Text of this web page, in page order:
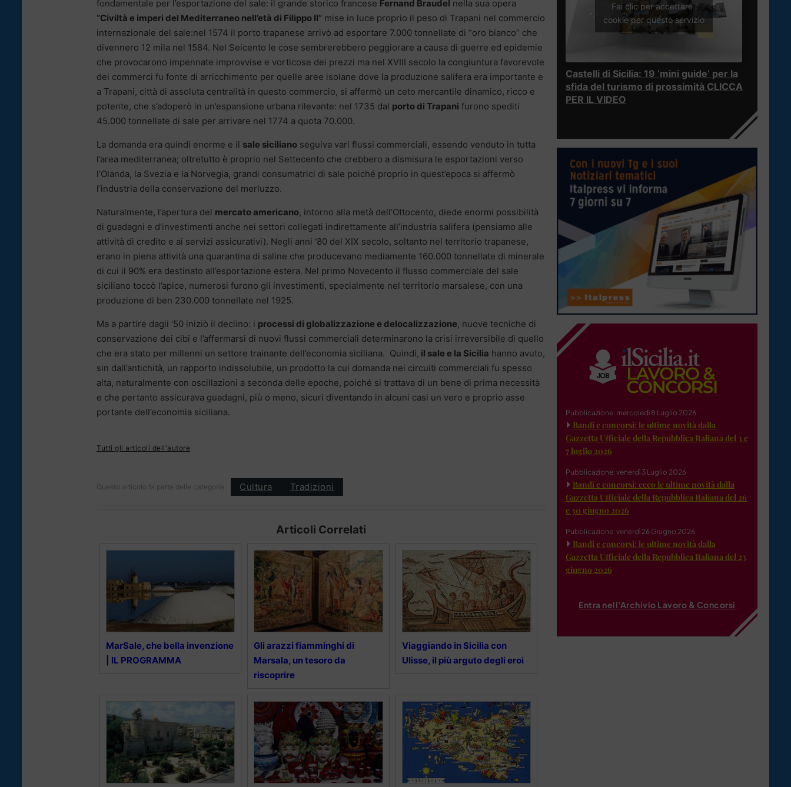
fondamentale per l’esportazione del sale: il grande storico francese Fernand Braudel nella sua opera
“Civiltà e imperi del Mediterraneo nell’età di Filippo II” mise in luce proprio il peso di Trapani nel commercio
internazionale del sale:nel 1574 il porto trapanese arrivò ad esportare 7.000 tonnellate di “oro bianco” che
divennero 12 mila nel 1584. Nel Seicento le cose sembrerebbero peggiorare a causa di guerre ed epidemie
che provocarono impennate improvvise e vorticose dei prezzi ma nel XVIII secolo la congiuntura favorevole
dei commerci fu fonte di arricchimento per quelle aree isolane dove la produzione salifera era importante e
a Trapani, città di assoluta centralità in questo commercio, si affermò un ceto mercantile dinamico, ricco e
potente, che s’adoperò in un’espansione urbana rilevante: nel 1735 dal porto di Trapani furono spediti
45.000 tonnellate di sale per arrivare nel 1774 a quota 70.000.
La domanda era quindi enorme e il sale siciliano seguiva vari flussi commerciali, essendo venduto in tutta
l’area mediterranea; oltretutto è proprio nel Settecento che crebbero a dismisura le esportazioni verso
l’Olanda, la Svezia e la Norvegia, grandi consumatrici di sale poiché proprio in quest’epoca si affermò
l’industria della conservazione del merluzzo.
Naturalmente, l’apertura del mercato americano, intorno alla metà dell’Ottocento, diede enormi possibilità
di guadagni e d’investimenti anche nei settori collegati indirettamente all’industria salifera (pensiamo alle
attività di credito e ai servizi assicurativi). Negli anni ‘80 del XIX secolo, soltanto nel territorio trapanese,
erano in piena attività una quarantina di saline che producevano mediamente 160.000 tonnellate di minerale
di cui il 90% era destinato all’esportazione estera. Nel primo Novecento il flusso commerciale del sale
siciliano toccò l’apice, numerosi furono gli investimenti, specialmente nel territorio marsalese, con una
produzione di ben 230.000 tonnellate nel 1925.
Ma a partire dagli ’50 iniziò il declino: i processi di globalizzazione e delocalizzazione, nuove tecniche di
conservazione dei cibi e l’affermarsi di nuovi flussi commerciali determinarono la crisi irreversibile di quello
che era stato per millenni un settore trainante dell’economia siciliana. Quindi, il sale e la Sicilia hanno avuto,
sin dall’antichità, un rapporto indissolubile, un prodotto la cui domanda nei circuiti commerciali fu spesso
alta, naturalmente con oscillazioni a seconda delle epoche, poiché si trattava di un bene di prima necessità
e che pertanto assicurava guadagni, più o meno, sicuri diventando in alcuni casi un vero e proprio asse
portante dell’economia siciliana.
Tutti gli articoli dell'autore
Questo articolo fa parte delle categorie: Cultura Tradizioni
Articoli Correlati
MarSale, che bella invenzione
| IL PROGRAMMA
Gli arazzi fiamminghi di
Marsala, un tesoro da
riscoprire
Viaggiando in Sicilia con
Ulisse, il più arguto degli eroi
Fai clic per accettare i
cookie per questo servizio
Castelli di Sicilia: 19 ‘mini guide’ per la
sfida del turismo di prossimità CLICCA
PER IL VIDEO
Pubblicazione: mercoledì 8 Luglio 2026
Bandi e concorsi: le ultime novità dalla
Gazzetta Ufficiale della Repubblica Italiana del 3 e
7 luglio 2026
Pubblicazione: venerdì 3 Luglio 2026
Bandi e concorsi: ecco le ultime novità dalla
Gazzetta Ufficiale della Repubblica Italiana del 26
e 30 giugno 2026
Pubblicazione: venerdì 26 Giugno 2026
Bandi e concorsi: le ultime novità dalla
Gazzetta Ufficiale della Repubblica Italiana del 23
giugno 2026
Entra nell'Archivio Lavoro & Concorsi